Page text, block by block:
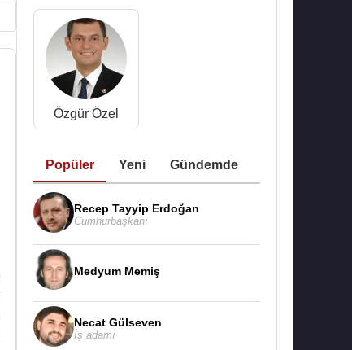
Özgür Özel
Popüler Yeni Gündemde
Recep Tayyip Erdoğan
Cumhurbaşkanı
Medyum Memiş
Necat Gülseven
İş adamı